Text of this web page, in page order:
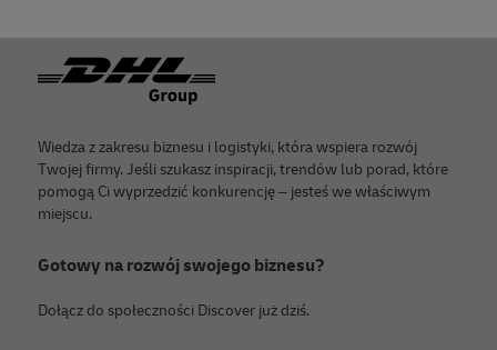
Footer
Wiedza z zakresu biznesu i logistyki, która wspiera rozwój
Twojej firmy. Jeśli szukasz inspiracji, trendów lub porad, które
pomogą Ci wyprzedzić konkurencję – jesteś we właściwym
miejscu.
Gotowy na rozwój swojego biznesu?
Dołącz do społeczności Discover już dziś.